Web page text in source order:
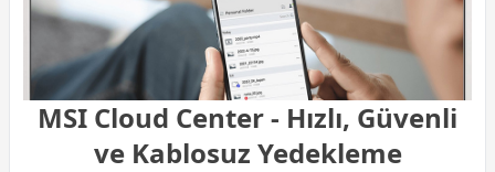
MSI Cloud Center - Hızlı, Güvenli
ve Kablosuz Yedekleme